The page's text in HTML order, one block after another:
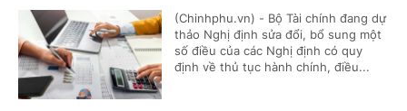
(Chinhphu.vn) - Bộ Tài chính đang dự
thảo Nghị định sửa đổi, bổ sung một
số điều của các Nghị định có quy
định về thủ tục hành chính, điều...